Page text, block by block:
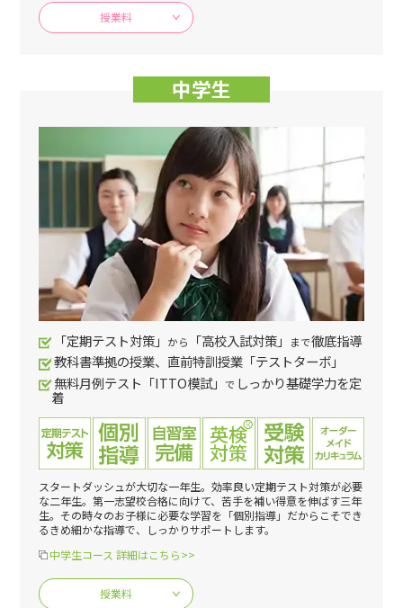
授業料
中学生
「定期テスト対策」 から 「高校入試対策」 まで徹底指導
教科書準拠の授業、直前特訓授業「テストターボ」
無料月例テスト「ITTO模試」 で しっかり基礎学力を定
着
スタートダッシュが大切な一年生。効率良い定期テスト対策が必要
な二年生。第一志望校合格に向けて、苦手を補い得意を伸ばす三年
生。その時々のお子様に必要な学習を「個別指導」だからこそでき
るきめ細かな指導で、しっかりサポートします。
中学生コース 詳細はこちら>>
授業料